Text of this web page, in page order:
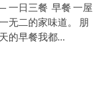
一日三餐 ​ 早餐 一屋
无二的家味道。 朋
的早餐我都…